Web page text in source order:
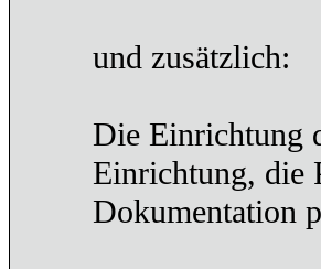
und zusätzlich:
Die Einrichtung
Einrichtung, die
Dokumentation